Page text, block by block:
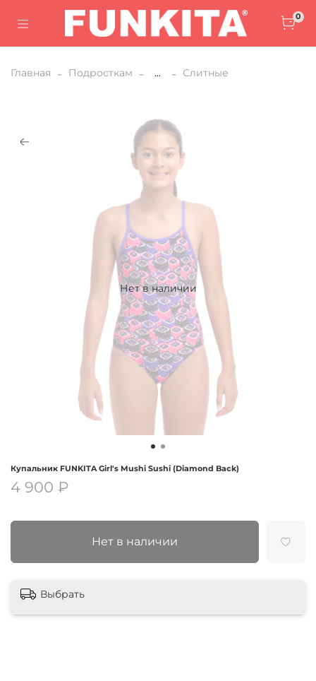
0
Главная Подросткам ... Слитные
Нет в наличии
Купальник FUNKITA Girl's Mushi Sushi (Diamond Back)
4 900 ₽
Нет в наличии
Выбрать